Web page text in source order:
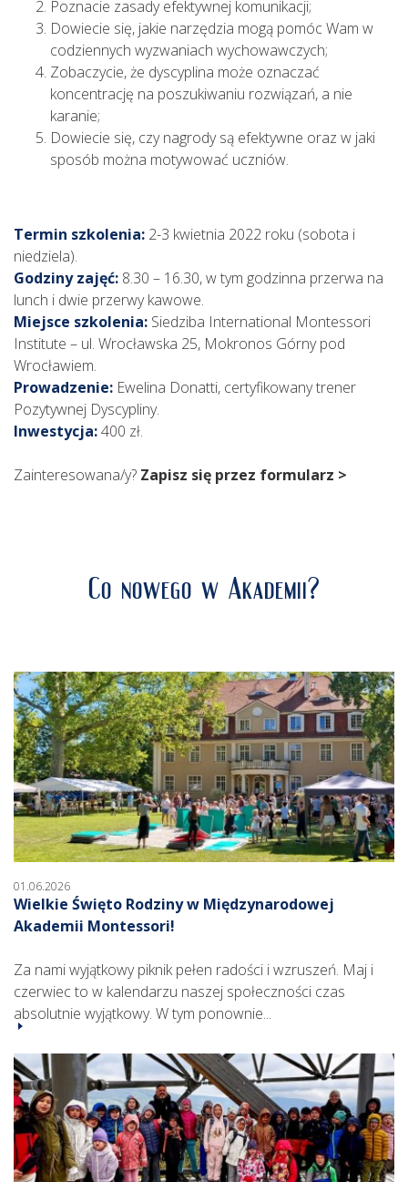
Poznacie zasady efektywnej komunikacji;
Dowiecie się, jakie narzędzia mogą pomóc Wam w
codziennych wyzwaniach wychowawczych;
Zobaczycie, że dyscyplina może oznaczać
koncentrację na poszukiwaniu rozwiązań, a nie
karanie;
Dowiecie się, czy nagrody są efektywne oraz w jaki
sposób można motywować uczniów.
Termin szkolenia: 2-3 kwietnia 2022 roku (sobota i
niedziela).
Godziny zajęć: 8.30 – 16.30, w tym godzinna przerwa na
lunch i dwie przerwy kawowe.
Miejsce szkolenia: Siedziba International Montessori
Institute – ul. Wrocławska 25, Mokronos Górny pod
Wrocławiem.
Prowadzenie: Ewelina Donatti, certyfikowany trener
Pozytywnej Dyscypliny.
Inwestycja:400 zł.
Zainteresowana/y? Zapisz się przez formularz >
Co nowego w Akademii?
01.06.2026
Wielkie Święto Rodziny w Międzynarodowej
Akademii Montessori!
Za nami wyjątkowy piknik pełen radości i wzruszeń. Maj i
czerwiec to w kalendarzu naszej społeczności czas
absolutnie wyjątkowy. W tym ponownie...